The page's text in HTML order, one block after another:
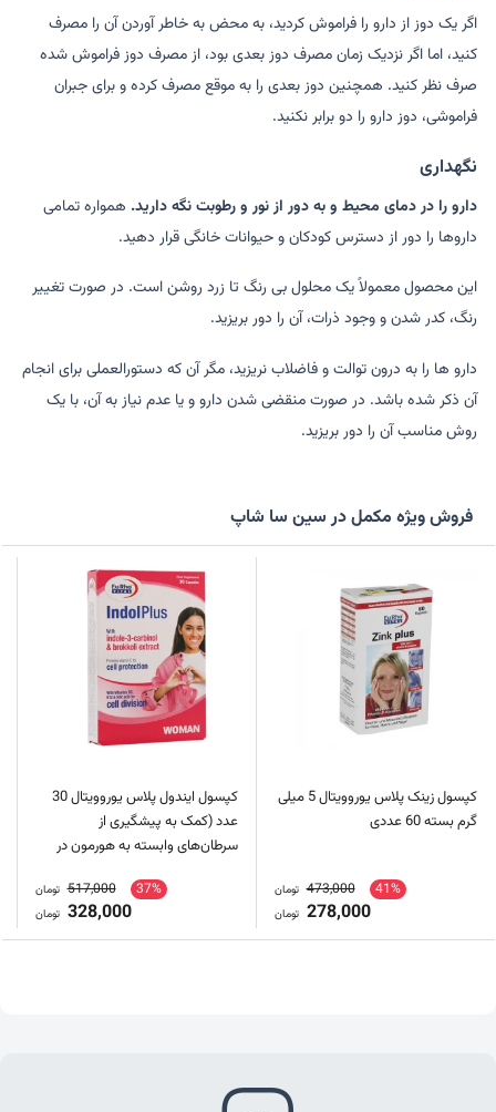
اگر یک دوز از دارو را فراموش کردید، به محض به خاطر آوردن آن را مصرف
کنید، اما اگر نزدیک زمان مصرف دوز بعدی بود، از مصرف دوز فراموش شده
صرف نظر کنید. همچنین دوز بعدی را به موقع مصرف کرده و برای جبران
فراموشی، دوز دارو را دو برابر نکنید.
نگهداری
دارو را در دمای محیط و به دور از نور و رطوبت نگه دارید. همواره تمامی
داروها را دور از دسترس کودکان و حیوانات خانگی قرار دهید.
این محصول معمولاً یک محلول بی رنگ تا زرد روشن است. در صورت تغییر
رنگ، کدر شدن و وجود ذرات، آن را دور بریزید.
دارو ها را به درون توالت و فاضلاب نریزید، مگر آن که دستورالعملی برای انجام
آن ذکر شده باشد. در صورت منقضی شدن دارو و یا عدم نیاز به آن، با یک
روش مناسب آن را دور بریزید.
فروش ویژه مکمل در سین سا شاپ
کپسول زینک پلاس یوروویتال 5 میلی
گرم بسته 60 عددی
41%
473,000 تومان
278,000 تومان
کپسول ایندول پلاس یوروویتال 30
عدد (کمک به پیشگیری از
سرطان‌های وابسته به هورمون در
37%
517,000 تومان
328,000 تومان